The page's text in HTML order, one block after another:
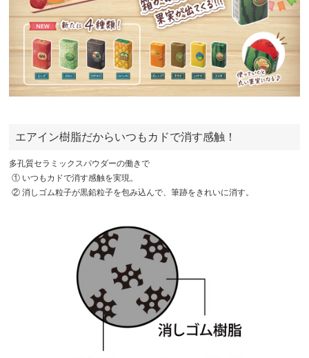
エアイン樹脂だからいつもカドで消す感触！
多孔質セラミックスパウダーの働きで
① いつもカドで消す感触を実現。
② 消しゴム粒子が黒鉛粒子を包み込んで、筆跡をきれいに消す。